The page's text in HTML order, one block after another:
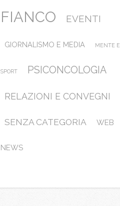
FIANCO
EVENTI
GIORNALISMO E MEDIA MENTE E
SPORT PSICONCOLOGIA
RELAZIONI E CONVEGNI
SENZA CATEGORIA WEB
NEWS